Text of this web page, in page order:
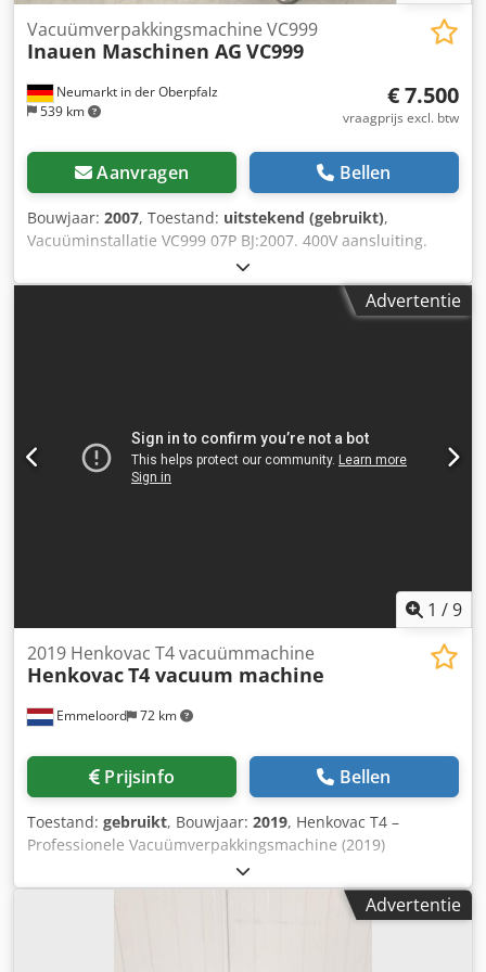
Neumarkt in der Oberpfalz
539 km
Vacuümverpakkingsmachine VC999
Inauen Maschinen AG VC999
€ 7.500
vraagprijs excl. btw
Aanvragen Bellen
Bouwjaar: 2007, Toestand: uitstekend (gebruikt),
Vacuüminstallatie VC999 07P BJ:2007. 400V aansluiting.
Afmetingen kamer ca. 88x50x15cm, met 2x CLFH 220
Rietschle-vacuümpompen. Bj:1998 Vermogen 2x 5,5 kW.
Dedef Srcfspfx Ahteck Zeer goede staat, werkt perfect.
Advertentie
1 /9
Emmeloord 72 km
2019 Henkovac T4 vacuümmachine
HenkovacT4 vacuum machine
Prijsinfo Bellen
Toestand: gebruikt, Bouwjaar: 2019, Henkovac T4 –
Professionele Vacuümverpakkingsmachine (2019)
Betrouwbare vacuümprestaties met een robuuste
bouwkwaliteit voor toepassingen in de
voedingsmiddelenindustrie. De Henkovac T4 is eenAdvertentie